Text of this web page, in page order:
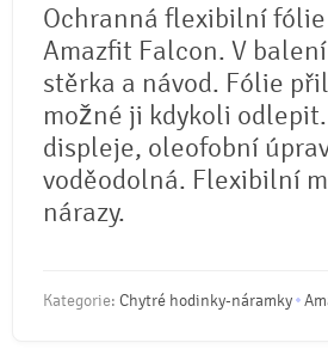
Ochranná flexibilní
Amazfit Falcon. V
stěrka a návod. Fólie
možné ji kdykoli
displeje, oleofobní
voděodolná. Flexibilní
nárazy.
Kategorie: Chytré hodinky-náramky